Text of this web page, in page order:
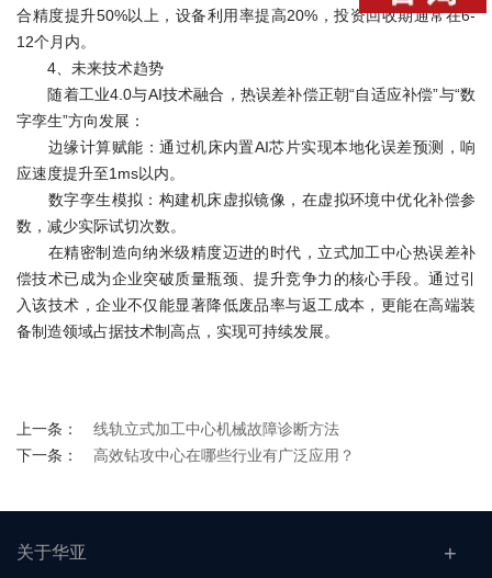
合精度提升50%以上，设备利用率提高20%，投资回收期通常在6-
12个月内。
4、未来技术趋势
随着工业4.0与AI技术融合，热误差补偿正朝“自适应补偿”与“数
字孪生”方向发展：
边缘计算赋能：通过机床内置AI芯片实现本地化误差预测，响
应速度提升至1ms以内。
数字孪生模拟：构建机床虚拟镜像，在虚拟环境中优化补偿参
数，减少实际试切次数。
在精密制造向纳米级精度迈进的时代，立式加工中心热误差补
偿技术已成为企业突破质量瓶颈、提升竞争力的核心手段。通过引
入该技术，企业不仅能显著降低废品率与返工成本，更能在高端装
备制造领域占据技术制高点，实现可持续发展。
上一条：
线轨立式加工中心机械故障诊断方法
下一条：
高效钻攻中心在哪些行业有广泛应用？
关于华亚